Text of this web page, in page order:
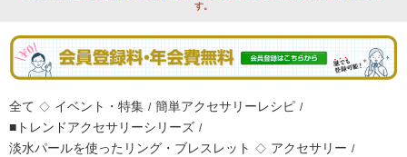
す。
全て ◇ イベント・特集 / 簡単アクセサリーレシピ /
■トレンドアクセサリーシリーズ /
淡水パールを使ったリング・ブレスレット ◇ アクセサリー /